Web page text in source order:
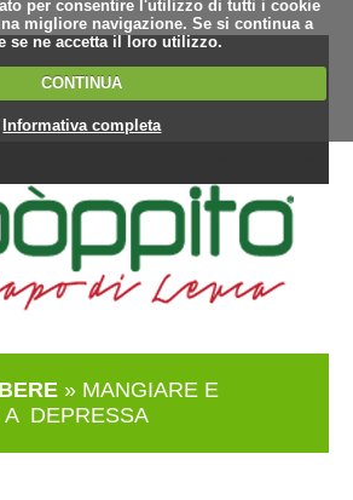
per consentire l'utilizzo di tutti i cookie
migliore navigazione. Se si continua a
se ne accetta il loro utilizzo.
CONTINUA
Informativa completa
» MANGIARE E
DEPRESSA